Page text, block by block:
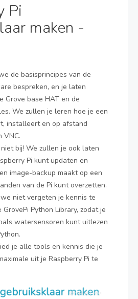
Pi
maken -
de basisprincipes van de
bespreken, en je laten
Grove base HAT en de
We zullen je leren hoe je een
installeert en op afstand
VNC.
bij! We zullen je ook laten
Pi kunt updaten en
image-backup maakt op een
van de Pi kunt overzetten.
niet vergeten je kennis te
Python Library, zodat je
watersensoren kunt uitlezen
je alle tools en kennis die je
uit je Raspberry Pi te
© VMBO MVI